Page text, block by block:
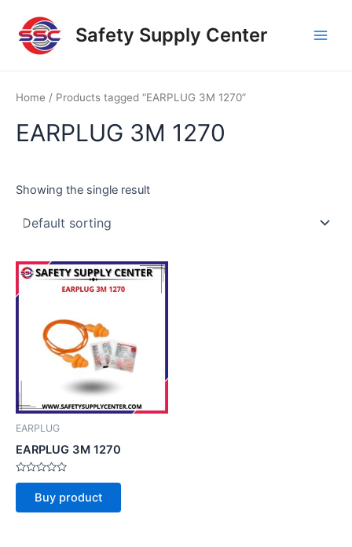
content
Safety Supply Center
Home / Products tagged “EARPLUG 3M 1270”
EARPLUG 3M 1270
Showing the single result
EARPLUG
EARPLUG 3M 1270
Rated
of
Buy product